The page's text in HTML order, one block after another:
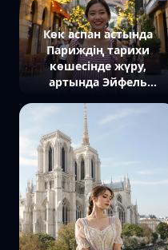
Көк аспан астында
Париждің тарихи
көшесінде жүру,
артында Эйфель
Ортаңғы кадрда жазғы
киім киген адам
камераға қарап
күлімсіреп тұр,
айналасында сары
жарық шамдары
жағылып тұр,
атмосфера сергек және
романтикалық.